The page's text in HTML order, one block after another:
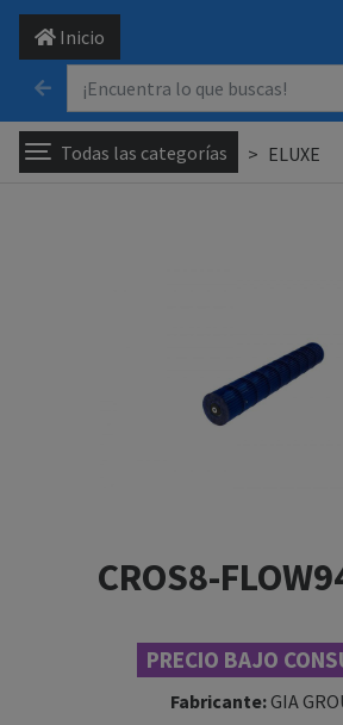
Inicio
Todas las categorías ELUXE
CROS8-
PRECIO BAJO
Fabricante:GIA